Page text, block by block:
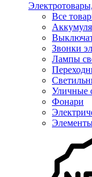
Все
Звонки
Лампы
Уличные
Фонари